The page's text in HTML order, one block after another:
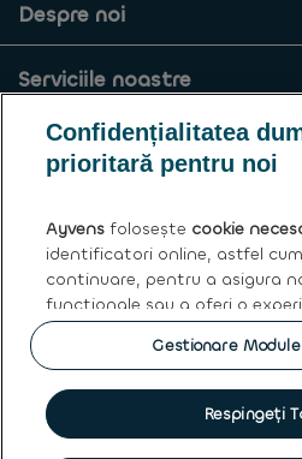
Despre noi
Serviciile noastre
Contact
Ayvens
Polica cookies
Protectia Consumatorului|
mașini rulate|
Confidențialitatea
prioritară pentru noi
Ayvens folosește cookie
identificatori online, astfel
continuare, pentru a asigura
funcționale sau a oferi o
navigare, pentru a realiza
privire la accesarea
intereselor dumneavoastră.
tuturor cookie-urilor
sunteți
Gestionare Module
Respingeți